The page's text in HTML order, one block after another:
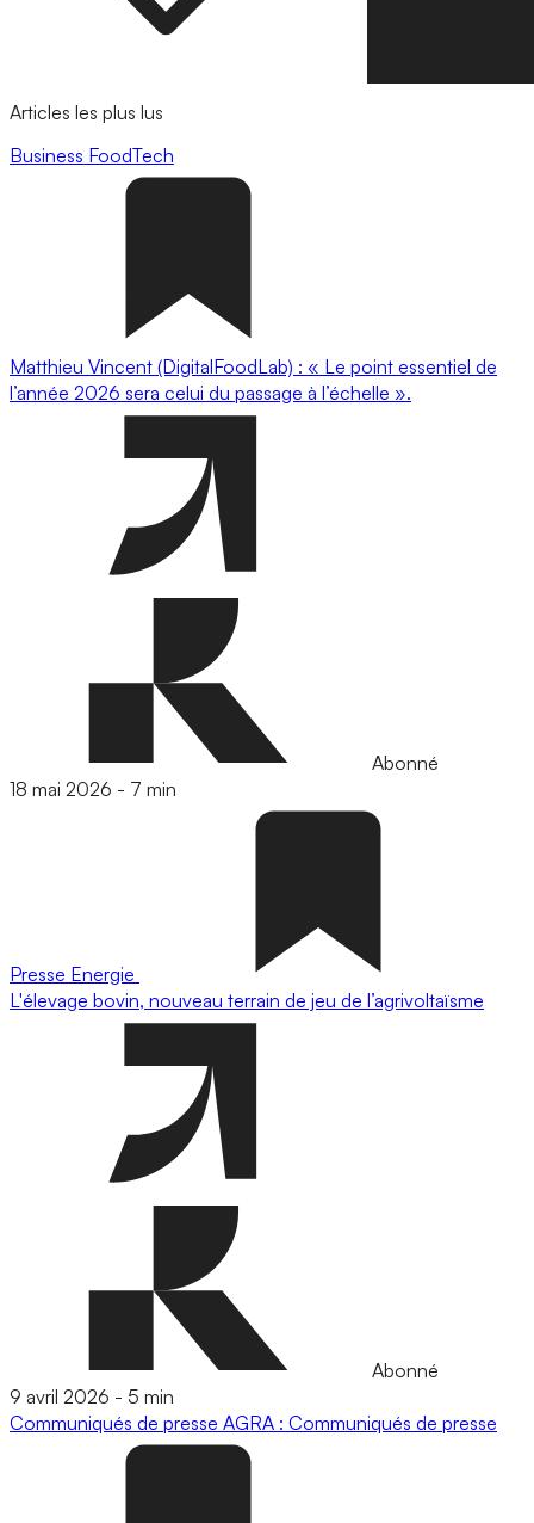
Articles les plus lus
Business FoodTech
Matthieu Vincent (DigitalFoodLab) : « Le point essentiel de
l’année 2026 sera celui du passage à l’échelle ».
Abonné
18 mai 2026 - 7 min
Presse Energie
L'élevage bovin, nouveau terrain de jeu de l’agrivoltaïsme
Abonné
9 avril 2026 - 5 min
Communiqués de presse AGRA : Communiqués de presse